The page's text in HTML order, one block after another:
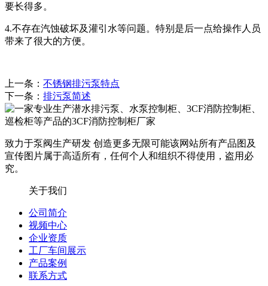
要长得多。
4.不存在汽蚀破坏及灌引水等问题。特别是后一点给操作人员
带来了很大的方便。
上一条： 不锈钢排污泵特点
下一条： 排污泵简述
致力于泵阀生产研发 创造更多无限可能该网站所有产品图及
宣传图片属于高适所有，任何个人和组织不得使用，盗用必
究。
关于我们
公司简介
视频中心
企业资质
工厂车间展示
产品案例
联系方式